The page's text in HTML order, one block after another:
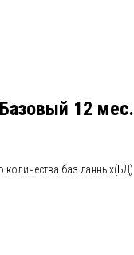
12 мес.
количества баз данных(БД)